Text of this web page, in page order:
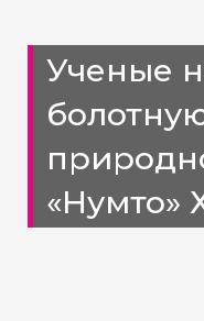
Ученые
«Нумто»